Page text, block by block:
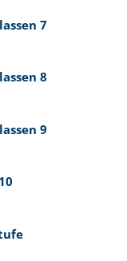
7
8
9